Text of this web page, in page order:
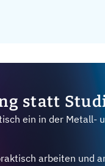
statt
ein in der Metall-
arbeiten und